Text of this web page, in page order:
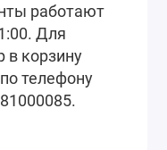
работают
Для
в корзину
телефону